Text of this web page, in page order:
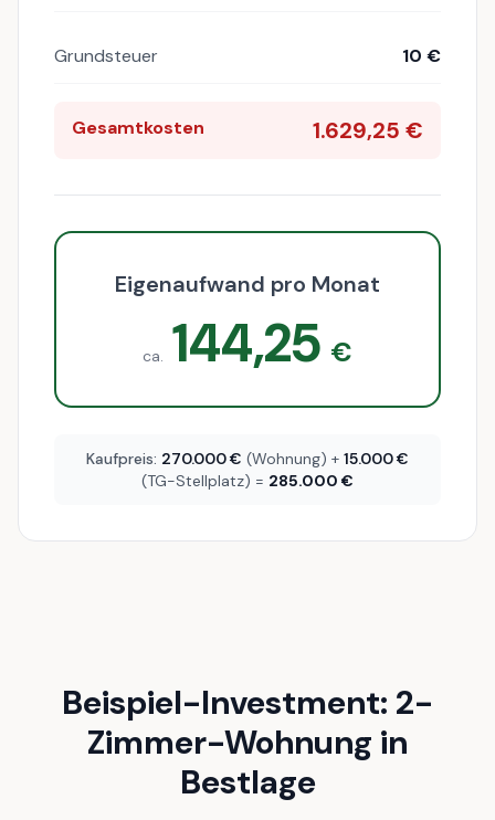
Grundsteuer 10 €
Gesamtkosten 1.629,25 €
Eigenaufwand pro Monat
ca. 144,25 €
Kaufpreis: 270.000 € (Wohnung) + 15.000 €
(TG-Stellplatz) = 285.000 €
Beispiel-Investment: 2-
Zimmer-Wohnung in
Bestlage